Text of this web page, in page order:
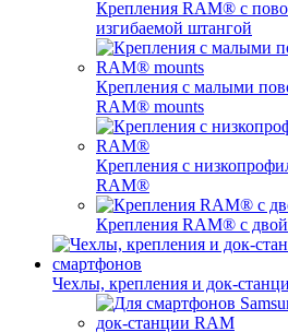
Крепления RAM® с
изгибаемой штангой
Крепления с малыми
RAM® mounts
Крепления с
RAM®
Крепления RAM® с
Чехлы, крепления и док-